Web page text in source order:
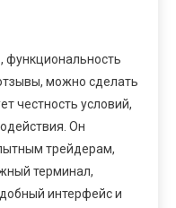
функциональность
можно сделать
честность условий,
Он
трейдерам,
терминал,
интерфейс и